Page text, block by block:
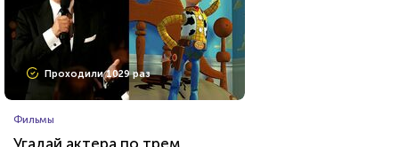
Проходили 1029 раз
Фильмы
Угадай актера по трем